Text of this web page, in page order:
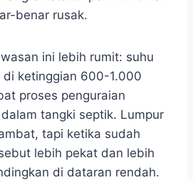
benar rusak.
ini lebih rumit: suhu
di ketinggian 600-1.000
proses penguraian
tangki septik. Lumpur
tapi ketika sudah
lebih pekat dan lebih
di dataran rendah.